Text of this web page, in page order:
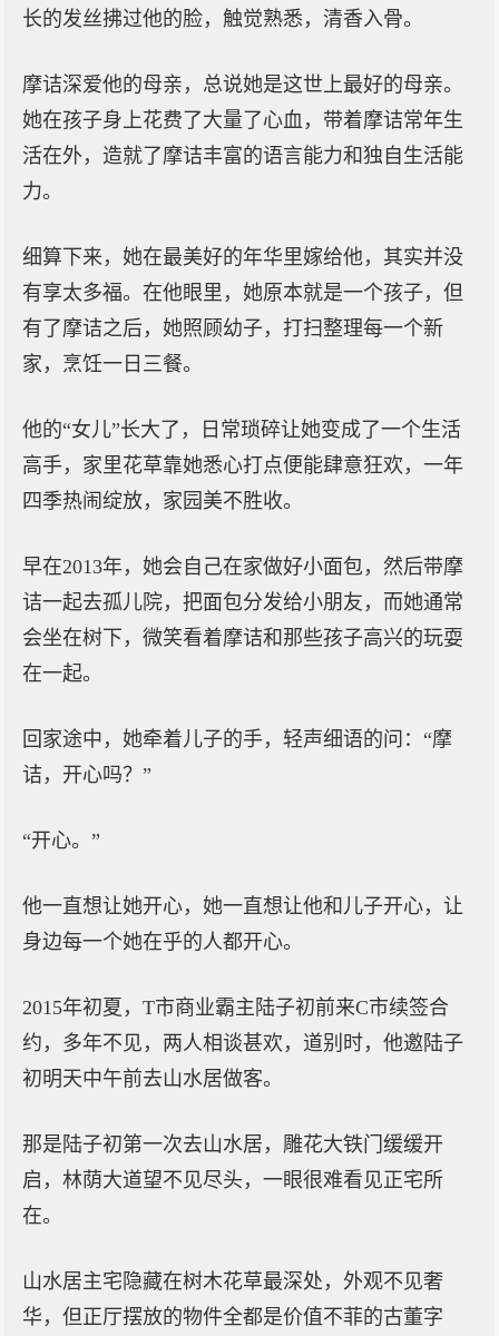
长的发丝拂过他的脸，触觉熟悉，清香入骨。
摩诘深爱他的母亲，总说她是这世上最好的母亲。
她在孩子身上花费了大量了心血，带着摩诘常年生
活在外，造就了摩诘丰富的语言能力和独自生活能
力。
细算下来，她在最美好的年华里嫁给他，其实并没
有享太多福。在他眼里，她原本就是一个孩子，但
有了摩诘之后，她照顾幼子，打扫整理每一个新
家，烹饪一日三餐。
他的“女儿”长大了，日常琐碎让她变成了一个生活
高手，家里花草靠她悉心打点便能肆意狂欢，一年
四季热闹绽放，家园美不胜收。
早在2013年，她会自己在家做好小面包，然后带摩
诘一起去孤儿院，把面包分发给小朋友，而她通常
会坐在树下，微笑看着摩诘和那些孩子高兴的玩耍
在一起。
回家途中，她牵着儿子的手，轻声细语的问：“摩
诘，开心吗？”
“开心。”
他一直想让她开心，她一直想让他和儿子开心，让
身边每一个她在乎的人都开心。
2015年初夏，T市商业霸主陆子初前来C市续签合
约，多年不见，两人相谈甚欢，道别时，他邀陆子
初明天中午前去山水居做客。
那是陆子初第一次去山水居，雕花大铁门缓缓开
启，林荫大道望不见尽头，一眼很难看见正宅所
在。
山水居主宅隐藏在树木花草最深处，外观不见奢
华，但正厅摆放的物件全都是价值不菲的古董字